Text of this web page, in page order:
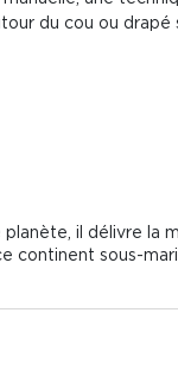
du cou ou drapé
il délivre la
continent sous-